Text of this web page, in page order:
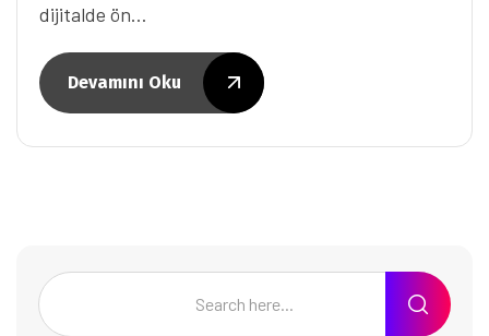
dijitalde ön…
Devamını Oku